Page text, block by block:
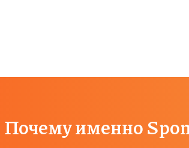
Почему именно